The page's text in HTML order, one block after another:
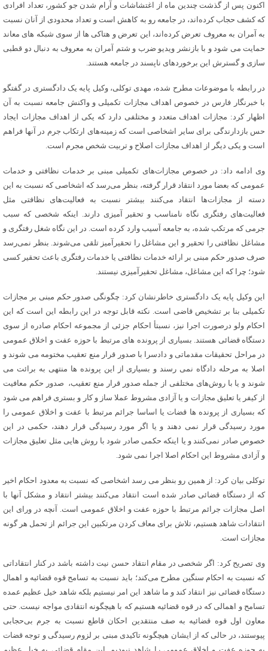
اکنون پس از گذشت چندین ماه از اغتشاشات و آرام شدن جو کشور، تعداد افرادی
که کشف حجاب کرده‌اند، در جامعه رو به کاهش است و تعداد محدودی از آنان نسبت
به آمران به معروف تعرض کرده‌اند، این تعرض و هتاکی ها از سوی شبکه های معاند
حمایت می شود و با بازنشر ویدیو ضرب و شتم آمران به معروف به دنبال دو قطبی
سازی و گسترش این برخوردهای ناپسند در جامعه هستند.
در رابطه با موضوعات مطرح شده، مهدی توکلی، وکیل پایه یک دادگستری در گفتگو
با خبرنگار فارس در خصوص اهداف مجازات تکمیلی و واکنش جامعه نسبت به آن
اظهار کرد: مجازات اهداف متعدد و مختلفی دارد که یکی از اهداف مجازات ایجاد
حس بازدارندگی برای سایر اشخاصی است که زمینه‌های ارتکاب جرم در آنها فراهم
است و یکی دیگر از اهداف مجازات اصلاح و تربیت شخص مجرم است.
وی ادامه داد: در خصوص مجازات‌های تکمیلی مبنی بر خدمات نظافتی و خدمات
عمومی که بعضا مورد انتقاد قرار گرفته، بنظر می‌رسد که اشخاصی که نسبت به این
دسته از مجازات‌ها انتقاد می‌کنند بیشتر نسبت به فعالیت‌های نظافتی مثل
فعالیت‌های رفتگری نگاه نامناسب و تحقیر آمیزی دارند. اینکه شخصی که سبب
جرمی که مرتکب شده، به جامعه آسیب وارد کرده است. در این نگاه شغل رفتگری و
مشاغل نظافتی را تحقیر و این مشاغل را تحقیرآمیز تلقی می‌شوند. بنظر نمی‌رسد
صرف صدور حکم مبنی بر ارائه خدمات نظافتی یا خدمات رفتگری باعث تحقیر کسی
شود؛ چرا که این مشاغل، مشاغل تحقیرآمیزی نیستند.
این وکیل پایه یک دادگستری خاطرنشان کرد: چگونگی صدور حکم مبنی بر مجازات
تکمیلی بنا بر تشخیص قاضی است. نکته قابل توجه در این رابطه این است که این
احکام ولو درصورت اجرا نیز، نسبتأ احکام جزئی از مجموعه احکام صادره از سوی
دستگاه قضائی هستند. بسیاری از پرونده های مرتبط با حوزه عفت و اخلاق عمومی
در مراحل تحقیقات مقدماتی و دادسرا با صدور قرار منع تعقیب مختومه می شوند و
اصلا به مرحله دادگاه نمی رسند و بسیاری از این پرونده ها منتهی به برائت می
شوند و یا با روش‌های مختلفی از جمله صدور قرار منع تعقیب، صدور حکم معافیت
از کیفر یا تعلیق مجازات و یا آزادی مشروط عملا ساز و کار و بستری فراهم می شود
که بسیاری از پرونده ها قضات یا اساسا جرائم مرتبط با عفت و اخلاق عمومی را
مورد رسیدگی قرار نمی دهند و یا اگر مورد رسیدگی قرار دهند، حکمی در این
خصوص صادر نمی‌کنند و یا اینکه حکمی صادر شود با روش هایی مثل تعلیق مجازات
و آزادی مشروط این احکام اصلا اجرا نمی شود.
توکلی بیان کرد: از همین رو بنظر می رسد اشخاصی که نسبت به معدود احکام اخیر
که از دستگاه قضائی صادر شده است انتقاد می‌کنند بیشتر انتقاد و مشکل آنها با
اصل مجازات جرائم مرتبط با حوزه عفت و اخلاق عمومی است. آنچه در ورای این
انتقادات شاهد هستیم، تلاش برای معاف کردن مرتکبین این جرائم از تحمل هر گونه
مجازات است.
وی تصریح کرد: اگر شخصی در مقام انتقاد حسن نیت داشته باشد در کنار انتقاداتی
که نسبت به احکام سنگین مطرح می‌کند؛ باید نسبت به تسامح قوه قضائیه و اهمال
دستگاه قضائی نیز انتقاد کند و ما شاهد این امر نیستیم بلکه شاهد خیل عظیم عمده
تسامح و اهمالی که در قوه قضائیه هستیم که با هیچگونه انتقادی مواجه نیست. حتی
معاون اول قوه قضائیه به صف منتقدین احکان قاطع نسبت به جرم بی‌حجابی
پیوستند، در حالی که از ایشان هیچگونه تاکیدی مبنی بر لزوم رسیدگی و توجه قضات